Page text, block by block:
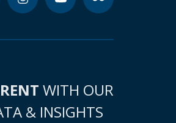
WITH OUR
& INSIGHTS